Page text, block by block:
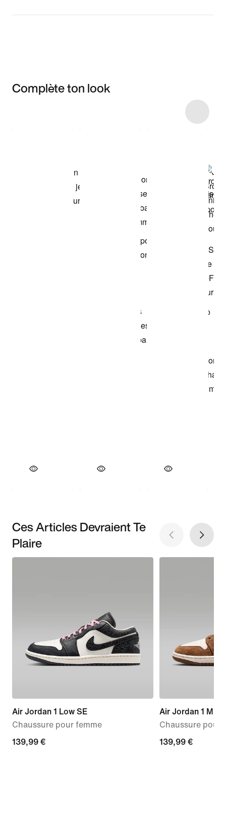
Complète ton look
Ces Articles Devraient Te
Plaire
Air Jordan 1 Low SE
Chaussure pour femme
139,99 €
139,99 €
Air Jordan 1 Mid
Chaussure pour
139,99 €
139,99 €